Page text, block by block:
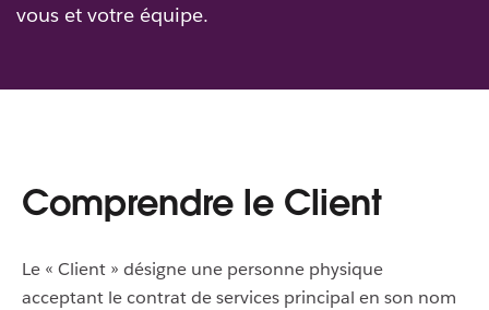
vous et votre équipe.
Comprendre le Client
Le « Client » désigne une personne physique
acceptant le contrat de services principal en son nom